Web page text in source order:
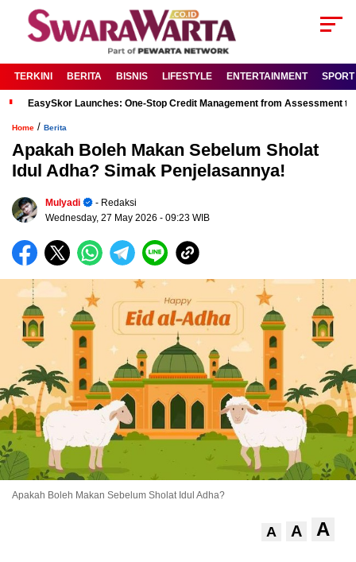
TERKINI BERITA BISNIS LIFESTYLE ENTERTAINMENT SPORT
EasySkor Launches: One-Stop Credit Management from Assessment
Home / Berita
Apakah Boleh Makan Sebelum Sholat
Idul Adha? Simak Penjelasannya!
Mulyadi
- Redaksi
Wednesday, 27 May 2026 - 09:23 WIB
Apakah Boleh Makan Sebelum Sholat Idul Adha?
A A A